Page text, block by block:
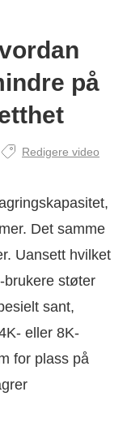
på
Redigere video
Det samme
Uansett hvilket
brukere støter
sant,
eller 8K-
for plass på